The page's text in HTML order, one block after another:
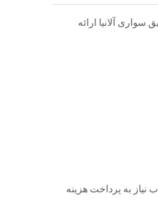
سواری آلانیا ارائه
به پرداخت هزینه